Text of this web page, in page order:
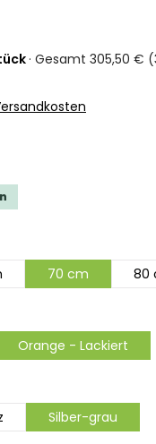
· Gesamt 305,50 €
von 5 von 5 Sternen
70 cm 80
Orange - Lackiert
Silber-grau